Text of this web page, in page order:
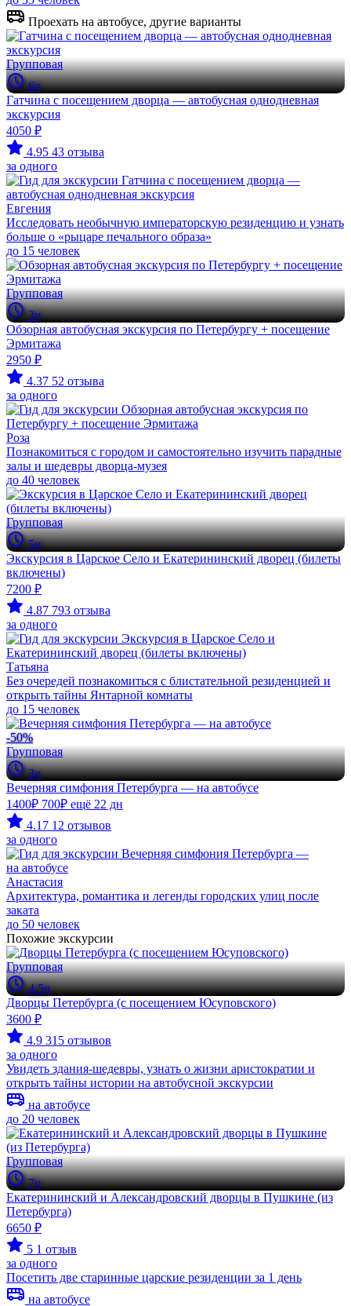
Проехать на автобусе, другие варианты
Групповая
6ч
Гатчина с посещением дворца — автобусная однодневная
экскурсия
4050 ₽
4.95 43 отзыва
за одного
Евгения
Исследовать необычную императорскую резиденцию и узнать
больше о «рыцаре печального образа»
до 15 человек
Групповая
3ч
Обзорная автобусная экскурсия по Петербургу + посещение
Эрмитажа
2950 ₽
4.37 52 отзыва
за одного
Роза
Познакомиться с городом и самостоятельно изучить парадные
залы и шедевры дворца-музея
до 40 человек
Групповая
5ч
Экскурсия в Царское Село и Екатерининский дворец (билеты
включены)
7200 ₽
4.87 793 отзыва
за одного
Татьяна
Без очередей познакомиться с блистательной резиденцией и
открыть тайны Янтарной комнаты
до 15 человек
-50%
Групповая
3ч
Вечерняя симфония Петербурга — на автобусе
1400₽ 700₽ ещё 22 дн
4.17 12 отзывов
за одного
Анастасия
Архитектура, романтика и легенды городских улиц после
заката
до 50 человек
Похожие экскурсии
Групповая
4.5ч
Дворцы Петербурга (с посещением Юсуповского)
3600 ₽
4.9 315 отзывов
за одного
Увидеть здания-шедевры, узнать о жизни аристократии и
открыть тайны истории на автобусной экскурсии
на автобусе
до 20 человек
Групповая
7ч
Екатерининский и Александровский дворцы в Пушкине (из
Петербурга)
6650 ₽
5 1 отзыв
за одного
Посетить две старинные царские резиденции за 1 день
на автобусе